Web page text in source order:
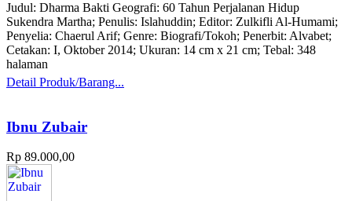
Judul: Dharma Bakti Geografi: 60 Tahun Perjalanan Hidup
Sukendra Martha; Penulis: Islahuddin; Editor: Zulkifli Al-Humami;
Penyelia: Chaerul Arif; Genre: Biografi/Tokoh; Penerbit: Alvabet;
Cetakan: I, Oktober 2014; Ukuran: 14 cm x 21 cm; Tebal: 348
halaman
Detail Produk/Barang...
Ibnu Zubair
Rp 89.000,00